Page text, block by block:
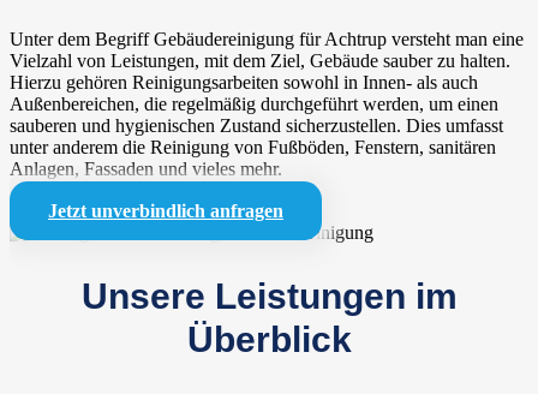
Unter dem Begriff Gebäudereinigung für Achtrup versteht man eine
Vielzahl von Leistungen, mit dem Ziel, Gebäude sauber zu halten.
Hierzu gehören Reinigungsarbeiten sowohl in Innen- als auch
Außenbereichen, die regelmäßig durchgeführt werden, um einen
sauberen und hygienischen Zustand sicherzustellen. Dies umfasst
unter anderem die Reinigung von Fußböden, Fenstern, sanitären
Anlagen, Fassaden und vieles mehr.
Jetzt unverbindlich anfragen
Unsere Leistungen im
Überblick